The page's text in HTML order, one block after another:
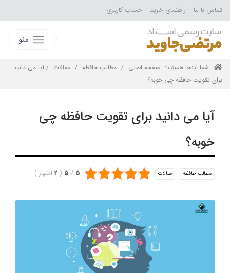
تماس با ما راهنمای خرید حساب کاربری
منو
شما اینجا هستید: صفحه اصلی / مطالب حافظه / مقالات / آیا می دانید
برای تقویت حافظه چی خوبه؟
آیا می دانید برای تقویت حافظه چی
خوبه؟
مطالب حافظه مقالات 5
/
5
(
2 امتیاز)